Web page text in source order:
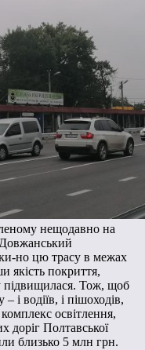
нещодавно на
но цю трасу в межах
якість покриття,
підвищилася. Тож, щоб
і водіїв, і пішоходів,
освітлення,
доріг Полтавської
близько 5 млн грн.